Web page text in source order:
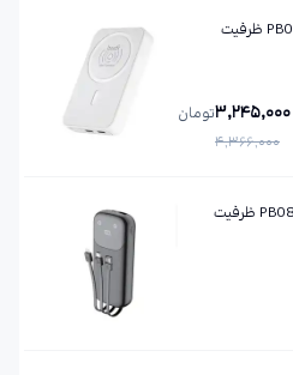
پاوربانک 20 وات بودی مدل PB081W ظرفیت
3,245,000
4,366,000
تومان
پاوربانک 22.5 وات بودی مدل PB083B1 ظرفیت